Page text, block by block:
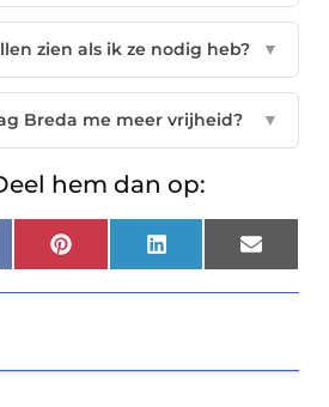
zien als ik ze nodig heb? ▼
Breda me meer vrijheid? ▼
hem dan op:
Pinterest LinkedIn Email